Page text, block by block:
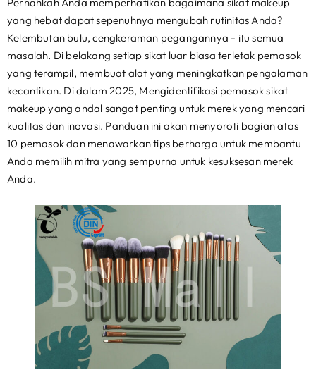
yang hebat dapat sepenuhnya mengubah rutinitas Anda?
Kelembutan bulu, cengkeraman pegangannya - itu semua
masalah. Di belakang setiap sikat luar biasa terletak pemasok
yang terampil, membuat alat yang meningkatkan pengalaman
kecantikan. Di dalam 2025, Mengidentifikasi pemasok sikat
makeup yang andal sangat penting untuk merek yang mencari
kualitas dan inovasi. Panduan ini akan menyoroti bagian atas
10 pemasok dan menawarkan tips berharga untuk membantu
Anda memilih mitra yang sempurna untuk kesuksesan merek
Anda.